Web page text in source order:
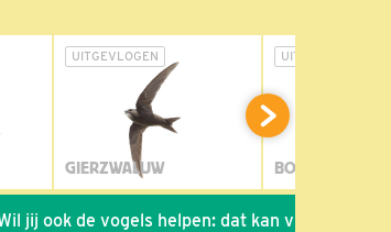
UITGEVLOGEN
GIERZWALUW
UITGEVLOGEN
BOSUIL
de vogels helpen: dat kan via de link!